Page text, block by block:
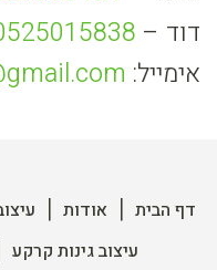
דוד –
אימייל:
דף הבית אודות
עיצוב גינות קרקע